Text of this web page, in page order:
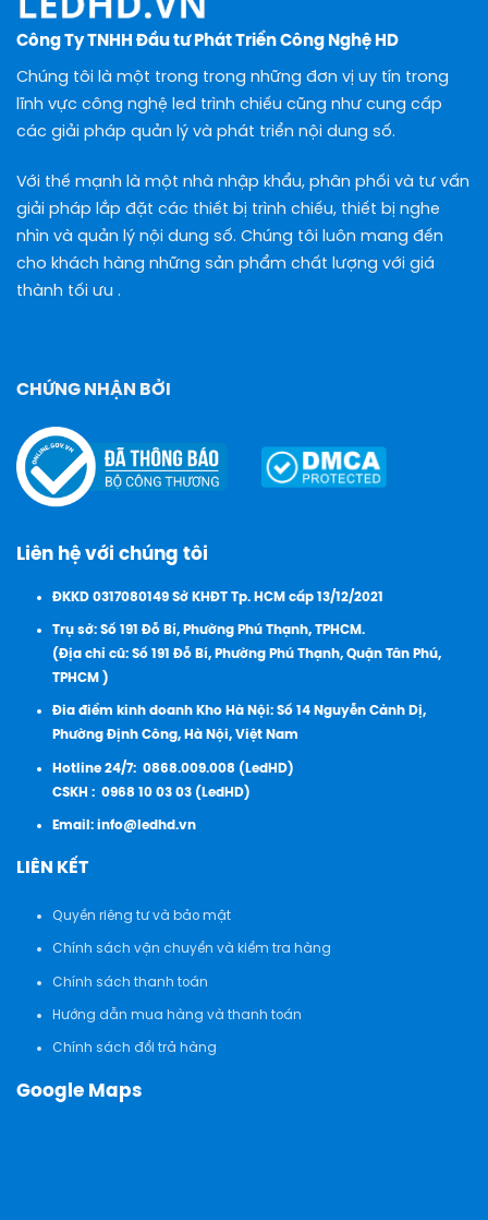
Công Ty TNHH Đầu tư Phát Triển Công Nghệ HD
Chúng tôi là một trong trong những đơn vị uy tín trong
lĩnh vực công nghệ led trình chiếu cũng như cung cấp
các giải pháp quản lý và phát triển nội dung số.
Với thế mạnh là một nhà nhập khẩu, phân phối và tư vấn
giải pháp lắp đặt các thiết bị trình chiếu, thiết bị nghe
nhìn và quản lý nội dung số. Chúng tôi luôn mang đến
cho khách hàng những sản phẩm chất lượng với giá
thành tối ưu .
CHỨNG NHẬN BỞI
Liên hệ với chúng tôi
ĐKKD 0317080149 Sở KHĐT Tp. HCM cấp 13/12/2021
Trụ sở: Số 191 Đỗ Bí, Phường Phú Thạnh, TPHCM.
(Địa chỉ cũ: Số 191 Đỗ Bí, Phường Phú Thạnh, Quận Tân Phú,
TPHCM )
Đia điểm kinh doanh Kho Hà Nội: Số 14 Nguyễn Cảnh Dị,
Phường Định Công, Hà Nội, Việt Nam
Hotline 24/7: 0868.009.008 (LedHD)
CSKH : 0968 10 03 03 (LedHD)
Email:info@ledhd.vn
LIÊN KẾT
Quyền riêng tư và bảo mật
Chính sách vận chuyển và kiểm tra hàng
Chính sách thanh toán
Hướng dẫn mua hàng và thanh toán
Chính sách đổi trả hàng
Google Maps